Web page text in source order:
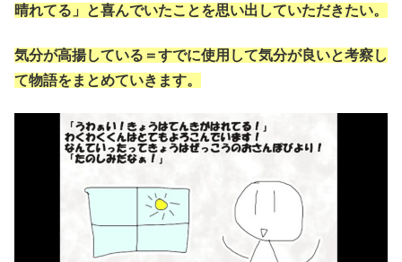
晴れてる」と喜んでいたことを思い出していただきたい。
気分が高揚している＝すでに使用して気分が良いと考察し
て物語をまとめていきます。